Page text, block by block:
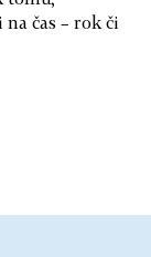
čas – rok či